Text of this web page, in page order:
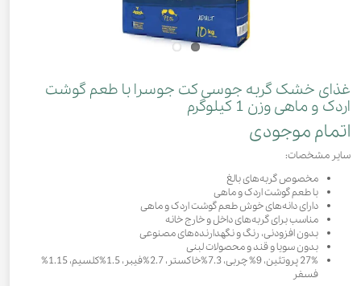
غذای خشک گربه جوسی کت جوسرا با طعم گوشت
اردک و ماهی وزن 1 کیلوگرم
اتمام موجودی
سایر مشخصات:
مخصوص گربه‌های بالغ
با طعم گوشت اردک و ماهی
دارای دانه‌های خوش طعم گوشت اردک و ماهی
مناسب برای گربه‌های داخل و خارج خانه
بدون افزودنی، رنگ و نگهدارنده‌های مصنوعی
بدون سویا و قند و محصولات لبنی
27% پروتئین، 9% چربی، 7.3%خاکستر، 2.7%فیبر، 1.5%کلسیم، 1.15%
فسفر